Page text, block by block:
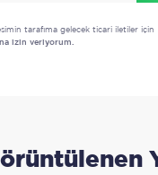
tarafıma gelecek ticari iletiler için
izin veriyorum.